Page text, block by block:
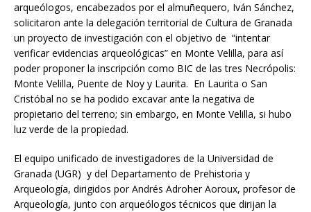
arqueólogos, encabezados por el almuñequero, Iván Sánchez,
solicitaron ante la delegación territorial de Cultura de Granada
un proyecto de investigación con el objetivo de “intentar
verificar evidencias arqueológicas” en Monte Velilla, para así
poder proponer la inscripción como BIC de las tres Necrópolis:
Monte Velilla, Puente de Noy y Laurita. En Laurita o San
Cristóbal no se ha podido excavar ante la negativa de
propietario del terreno; sin embargo, en Monte Velilla, si hubo
luz verde de la propiedad.
El equipo unificado de investigadores de la Universidad de
Granada (UGR) y del Departamento de Prehistoria y
Arqueología, dirigidos por Andrés Adroher Aoroux, profesor de
Arqueología, junto con arqueólogos técnicos que dirijan la